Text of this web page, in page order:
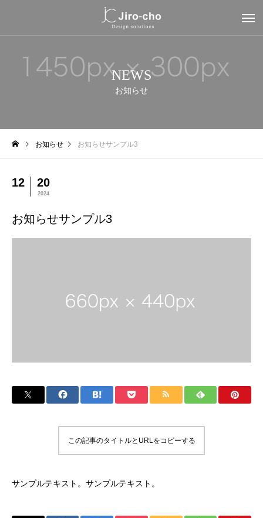
NEWS
お知らせ
お知らせ お知らせサンプル3
12 20
2024
お知らせサンプル3
この記事のタイトルとURLをコピーする
サンプルテキスト。サンプルテキスト。